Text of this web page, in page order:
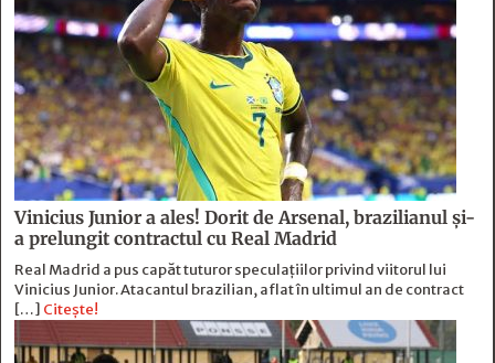
Vinicius Junior a ales! Dorit de Arsenal, brazilianul și-
a prelungit contractul cu Real Madrid
Real Madrid a pus capăt tuturor speculațiilor privind viitorul lui
Vinicius Junior. Atacantul brazilian, aflat în ultimul an de contract
[…] Citește!